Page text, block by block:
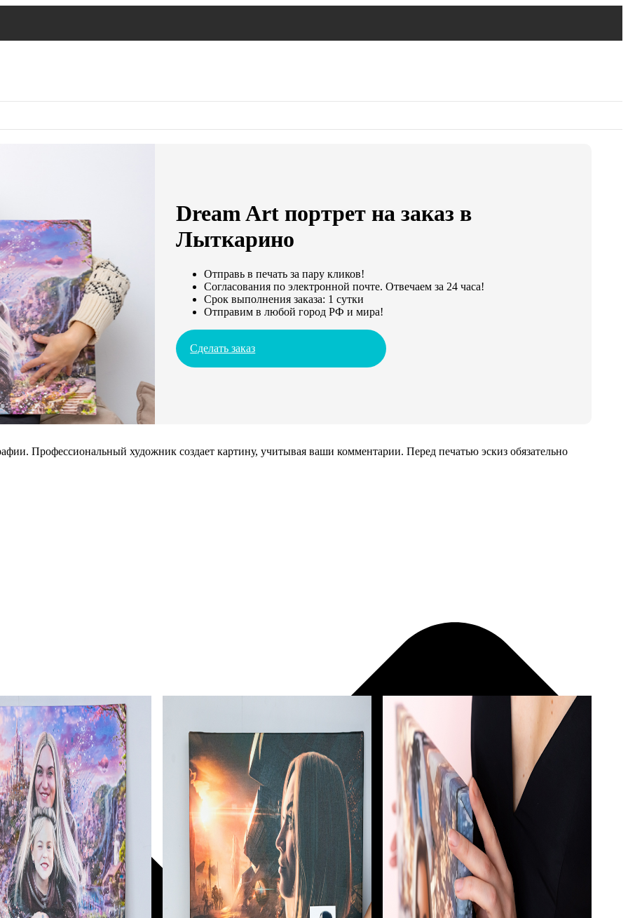
Dream Art портрет на заказ в
Лыткарино
Отправь в печать за пару кликов!
Согласования по электронной почте. Отвечаем за 24 часа!
Срок выполнения заказа: 1 сутки
Отправим в любой город РФ и мира!
Сделать заказ
Профессиональный художник создает картину, учитывая ваши комментарии. Перед печатью эскиз обязательно